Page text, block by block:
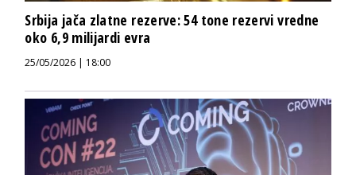
Srbija jača zlatne rezerve: 54 tone rezervi vredne
oko 6,9 milijardi evra
25/05/2026 | 18:00